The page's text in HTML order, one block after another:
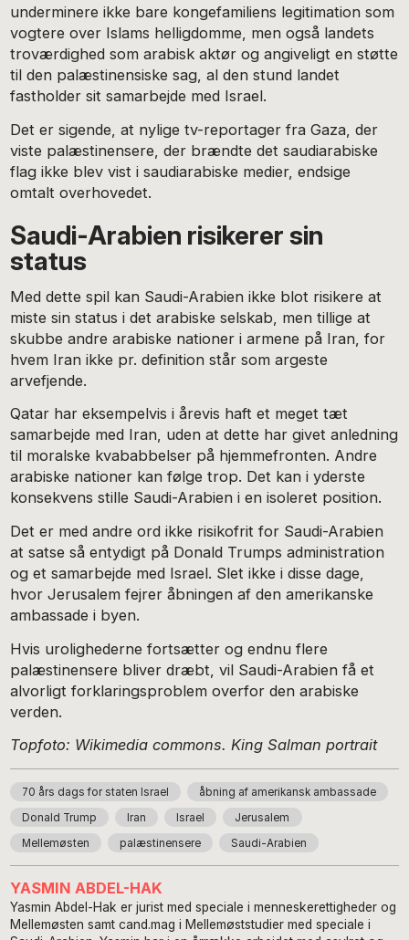
underminere ikke bare kongefamiliens legitimation som
vogtere over Islams helligdomme, men også landets
troværdighed som arabisk aktør og angiveligt en støtte
til den palæstinensiske sag, al den stund landet
fastholder sit samarbejde med Israel.
Det er sigende, at nylige tv-reportager fra Gaza, der
viste palæstinensere, der brændte det saudiarabiske
flag ikke blev vist i saudiarabiske medier, endsige
omtalt overhovedet.
Saudi-Arabien risikerer sin
status
Med dette spil kan Saudi-Arabien ikke blot risikere at
miste sin status i det arabiske selskab, men tillige at
skubbe andre arabiske nationer i armene på Iran, for
hvem Iran ikke pr. definition står som argeste
arvefjende.
Qatar har eksempelvis i årevis haft et meget tæt
samarbejde med Iran, uden at dette har givet anledning
til moralske kvababbelser på hjemmefronten. Andre
arabiske nationer kan følge trop. Det kan i yderste
konsekvens stille Saudi-Arabien i en isoleret position.
Det er med andre ord ikke risikofrit for Saudi-Arabien
at satse så entydigt på Donald Trumps administration
og et samarbejde med Israel. Slet ikke i disse dage,
hvor Jerusalem fejrer åbningen af den amerikanske
ambassade i byen.
Hvis urolighederne fortsætter og endnu flere
palæstinensere bliver dræbt, vil Saudi-Arabien få et
alvorligt forklaringsproblem overfor den arabiske
verden.
Topfoto: Wikimedia commons. King Salman portrait
70 års dags for staten Israel åbning af amerikansk ambassade
Donald Trump Iran Israel Jerusalem
Mellemøsten palæstinensere Saudi-Arabien
YASMIN ABDEL-HAK
Yasmin Abdel-Hak er jurist med speciale i menneskerettigheder og
Mellemøsten samt cand.mag i Mellemøststudier med speciale i